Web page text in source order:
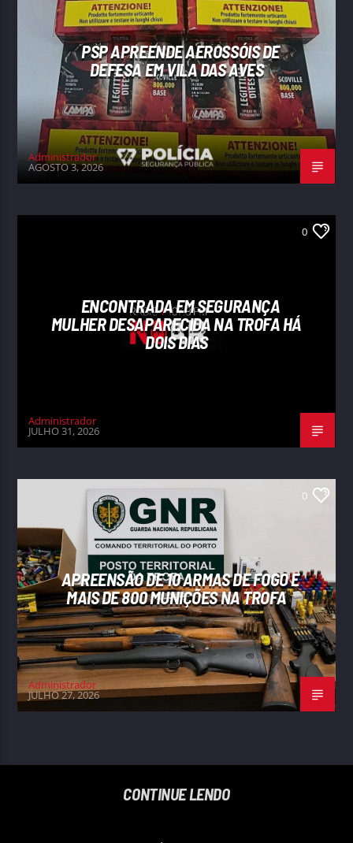
PSP APREENDE AEROSSÓIS DE
DEFESA EM VILA DAS AVES
Administrador
AGOSTO 3, 2026
0
ENCONTRADA EM SEGURANÇA
MULHER DESAPARECIDA NA TROFA HÁ
DOIS DIAS
Administrador
JULHO 31, 2026
0
APREENSÃO DE 10 ARMAS DE FOGO E
MAIS DE 800 MUNIÇÕES NA TROFA
Administrador
JULHO 27, 2026
CONTINUE LENDO